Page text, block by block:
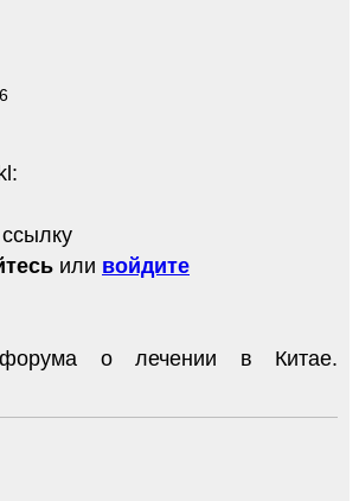
или войдите
о лечении в Китае.